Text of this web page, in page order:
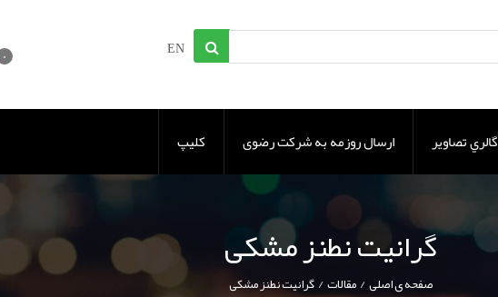
EN
0
گالري تصاوير ارسال روزمه به شرکت رضوی کلیپ
گرانیت نطنز مشکی
صفحه ی اصلی/مقالات/گرانیت نطنز مشکی